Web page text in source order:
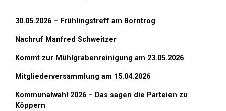
30.05.2026 – Frühlingstreff am Borntrog
Nachruf Manfred Schweitzer
Kommt zur Mühlgrabenreinigung am 23.05.2026
Mitgliederversammlung am 15.04.2026
Kommunalwahl 2026 – Das sagen die Parteien zu
Köppern